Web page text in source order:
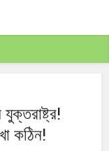
যুক্তরাষ্ট্র!
কঠিন!